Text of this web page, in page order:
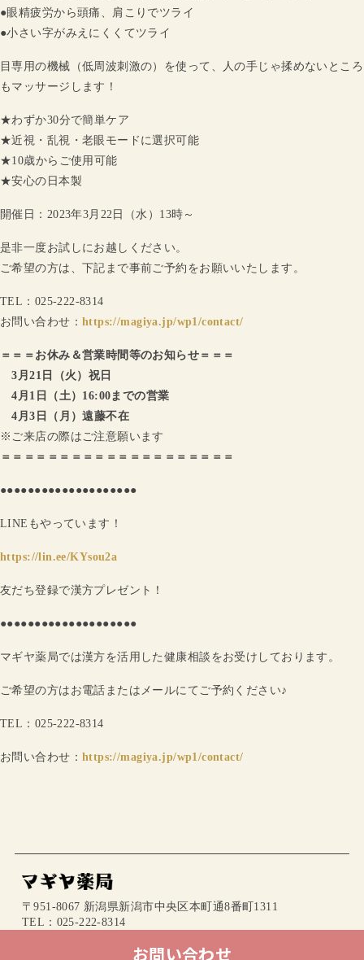
お問い合わせ
●眼精疲労から頭痛、肩こりでツライ
●小さい字がみえにくくてツライ
目専用の機械（低周波刺激の）を使って、人の手じゃ揉めないところ
もマッサージします！
★わずか30分で簡単ケア
★近視・乱視・老眼モードに選択可能
★10歳からご使用可能
★安心の日本製
開催日：2023年3月22日（水）13時～
是非一度お試しにお越しください。
ご希望の方は、下記まで事前ご予約をお願いいたします。
TEL：025-222-8314
お問い合わせ： https://magiya.jp/wp1/contact/
＝＝＝お休み＆営業時間等のお知らせ＝＝＝
3月21日（火）祝日
4月1日（土）16:00までの営業
4月3日（月）遠藤不在
※ご来店の際はご注意願います
＝＝＝＝＝＝＝＝＝＝＝＝＝＝＝＝＝＝＝＝
●●●●●●●●●●●●●●●●●●●●
LINEもやっています！
https://lin.ee/KYsou2a
友だち登録で漢方プレゼント！
●●●●●●●●●●●●●●●●●●●●
マギヤ薬局では漢方を活用した健康相談をお受けしております。
ご希望の方はお電話またはメールにてご予約ください♪
TEL：025-222-8314
お問い合わせ： https://magiya.jp/wp1/contact/
〒951-8067 新潟県新潟市中央区本町通8番町1311
TEL：025-222-8314